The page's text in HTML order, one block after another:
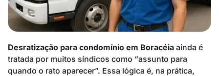
Desratização para condomínio em Boracéia ainda é
tratada por muitos síndicos como “assunto para
quando o rato aparecer”. Essa lógica é, na prática,